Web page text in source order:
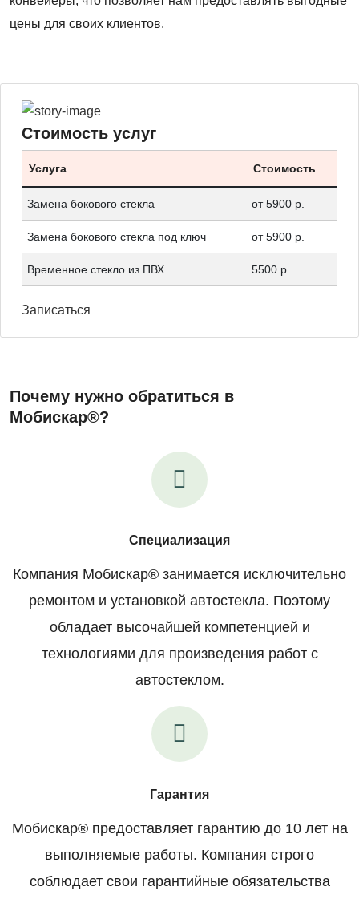
цены для своих клиентов.
Стоимость услуг
Услуга Стоимость
Замена бокового стекла от 5900 р.
Замена бокового стекла под ключ от 5900 р.
Временное стекло из ПВХ 5500 р.
Записаться
Почему нужно обратиться в
Мобискар®?
Специализация
Компания Мобискар® занимается исключительно
ремонтом и установкой автостекла. Поэтому
обладает высочайшей компетенцией и
технологиями для произведения работ с
автостеклом.
Гарантия
Мобискар® предоставляет гарантию до 10 лет на
выполняемые работы. Компания строго
соблюдает свои гарантийные обязательства